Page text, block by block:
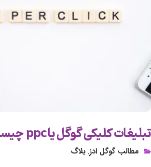
تبلیغات کلیکی گوگل یا ppc چیست؟
مطالب گوگل ادز, بلاگ